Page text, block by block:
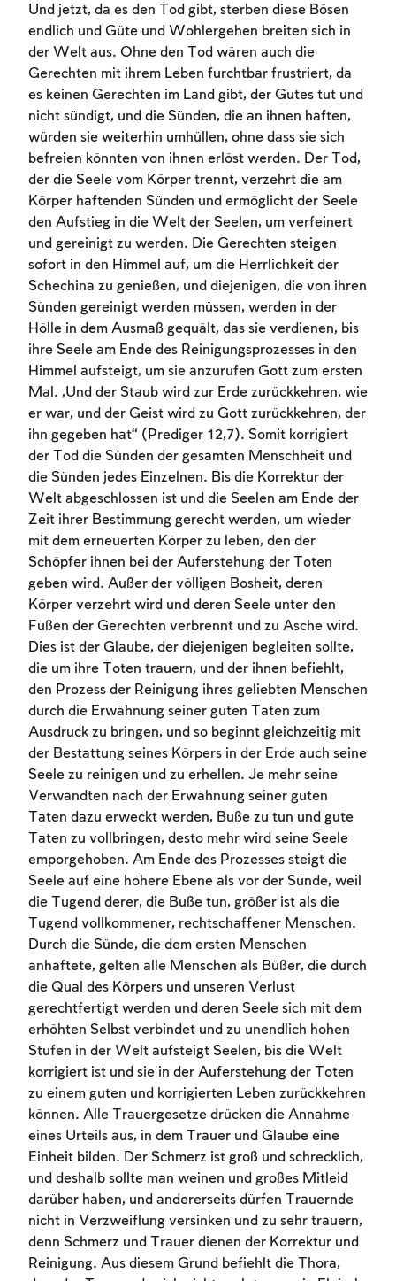
Und jetzt, da es den Tod gibt, sterben diese Bösen
endlich und Güte und Wohlergehen breiten sich in
der Welt aus. Ohne den Tod wären auch die
Gerechten mit ihrem Leben furchtbar frustriert, da
es keinen Gerechten im Land gibt, der Gutes tut und
nicht sündigt, und die Sünden, die an ihnen haften,
würden sie weiterhin umhüllen, ohne dass sie sich
befreien könnten von ihnen erlöst werden. Der Tod,
der die Seele vom Körper trennt, verzehrt die am
Körper haftenden Sünden und ermöglicht der Seele
den Aufstieg in die Welt der Seelen, um verfeinert
und gereinigt zu werden. Die Gerechten steigen
sofort in den Himmel auf, um die Herrlichkeit der
Schechina zu genießen, und diejenigen, die von ihren
Sünden gereinigt werden müssen, werden in der
Hölle in dem Ausmaß gequält, das sie verdienen, bis
ihre Seele am Ende des Reinigungsprozesses in den
Himmel aufsteigt, um sie anzurufen Gott zum ersten
Mal. „Und der Staub wird zur Erde zurückkehren, wie
er war, und der Geist wird zu Gott zurückkehren, der
ihn gegeben hat“ (Prediger 12,7). Somit korrigiert
der Tod die Sünden der gesamten Menschheit und
die Sünden jedes Einzelnen. Bis die Korrektur der
Welt abgeschlossen ist und die Seelen am Ende der
Zeit ihrer Bestimmung gerecht werden, um wieder
mit dem erneuerten Körper zu leben, den der
Schöpfer ihnen bei der Auferstehung der Toten
geben wird. Außer der völligen Bosheit, deren
Körper verzehrt wird und deren Seele unter den
Füßen der Gerechten verbrennt und zu Asche wird.
Dies ist der Glaube, der diejenigen begleiten sollte,
die um ihre Toten trauern, und der ihnen befiehlt,
den Prozess der Reinigung ihres geliebten Menschen
durch die Erwähnung seiner guten Taten zum
Ausdruck zu bringen, und so beginnt gleichzeitig mit
der Bestattung seines Körpers in der Erde auch seine
Seele zu reinigen und zu erhellen. Je mehr seine
Verwandten nach der Erwähnung seiner guten
Taten dazu erweckt werden, Buße zu tun und gute
Taten zu vollbringen, desto mehr wird seine Seele
emporgehoben. Am Ende des Prozesses steigt die
Seele auf eine höhere Ebene als vor der Sünde, weil
die Tugend derer, die Buße tun, größer ist als die
Tugend vollkommener, rechtschaffener Menschen.
Durch die Sünde, die dem ersten Menschen
anhaftete, gelten alle Menschen als Büßer, die durch
die Qual des Körpers und unseren Verlust
gerechtfertigt werden und deren Seele sich mit dem
erhöhten Selbst verbindet und zu unendlich hohen
Stufen in der Welt aufsteigt Seelen, bis die Welt
korrigiert ist und sie in der Auferstehung der Toten
zu einem guten und korrigierten Leben zurückkehren
können. Alle Trauergesetze drücken die Annahme
eines Urteils aus, in dem Trauer und Glaube eine
Einheit bilden. Der Schmerz ist groß und schrecklich,
und deshalb sollte man weinen und großes Mitleid
darüber haben, und andererseits dürfen Trauernde
nicht in Verzweiflung versinken und zu sehr trauern,
denn Schmerz und Trauer dienen der Korrektur und
Reinigung. Aus diesem Grund befiehlt die Thora,